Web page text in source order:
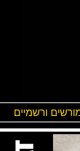
ורשמיים